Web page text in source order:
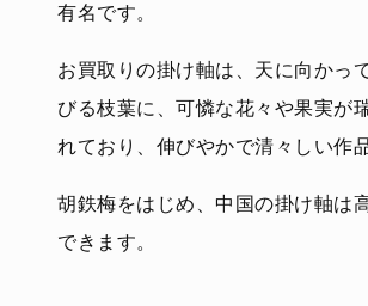
有名です。
お買取りの掛け軸は、天に向かっ
びる枝葉に、可憐な花々や果実が
れており、伸びやかで清々しい作
胡鉄梅をはじめ、中国の掛け軸は
できます。